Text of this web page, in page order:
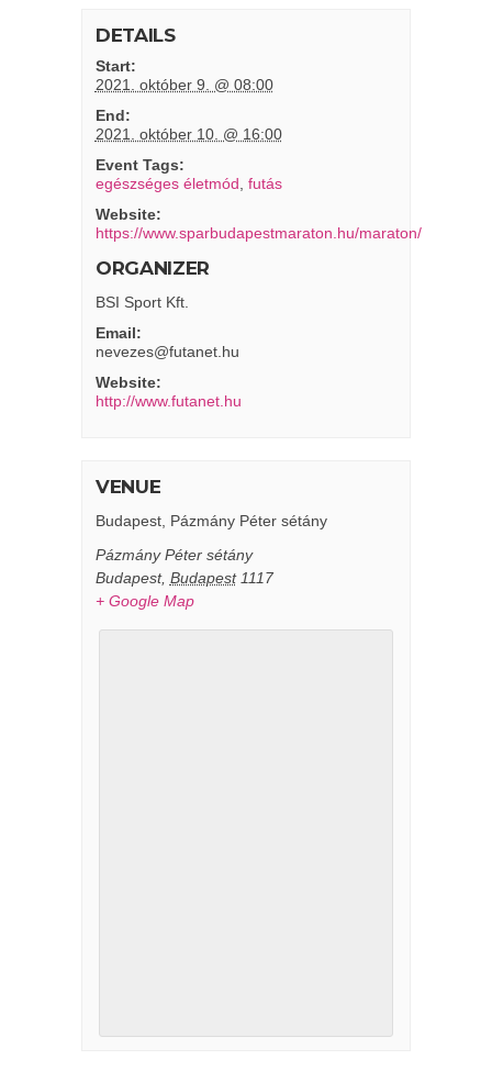
DETAILS
Start:
2021. október 9. @ 08:00
End:
2021. október 10. @ 16:00
Event Tags:
egészséges életmód futás
Website:
https://www.sparbudapestmaraton.hu/maraton/
ORGANIZER
BSI Sport Kft.
Email:
nevezes@futanet.hu
Website:
http://www.futanet.hu
VENUE
Budapest, Pázmány Péter sétány
Pázmány Péter sétány
Budapest, Budapest 1117
+ Google Map